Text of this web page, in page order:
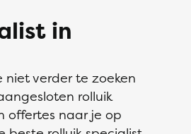
in
niet verder te zoeken
rolluik
offertes naar je op